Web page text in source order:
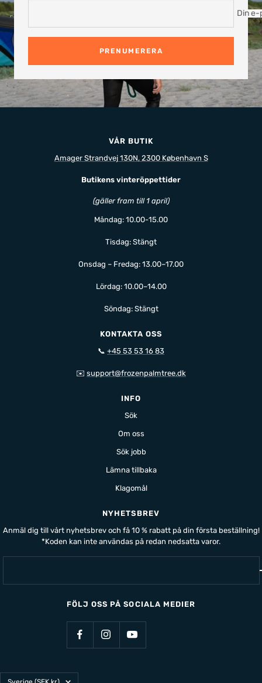
Din e-
PRENUMERERA
VÅR BUTIK
Amager Strandvej 130N, 2300 København S
Butikens vinteröppettider
(gäller fram till 1 april)
Måndag: 10.00-15.00
Tisdag: Stängt
Onsdag – Fredag: 13.00–17.00
Lördag: 10.00–14.00
Söndag: Stängt
KONTAKTA OSS
📞 +45 53 53 16 83
✉️ support@frozenpalmtree.dk
INFO
Sök
Om oss
Sök jobb
Lämna tillbaka
Klagomål
NYHETSBREV
Anmäl dig till vårt nyhetsbrev och få 10 % rabatt på din första beställning!
*Koden kan inte användas på redan nedsatta varor.
FÖLJ OSS PÅ SOCIALA MEDIER
Land/Region